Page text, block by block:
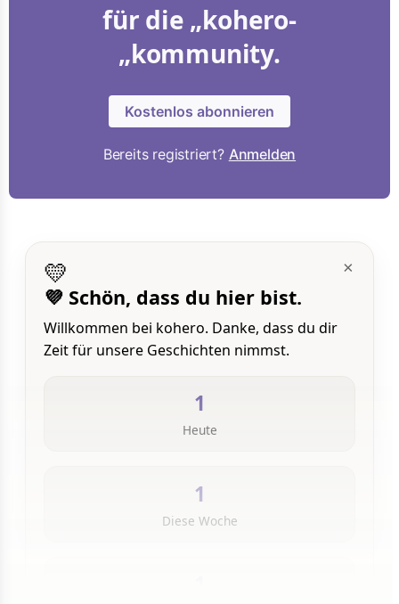
für die „kohero-
„kommunity.
Kostenlos abonnieren
Bereits registriert? Anmelden
×
💛
💜 Schön, dass du hier bist.
Willkommen bei kohero. Danke, dass du dir
Zeit für unsere Geschichten nimmst.
1
Heute
1
Diese Woche